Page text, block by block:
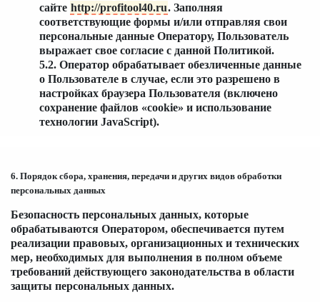
сайте http://profitool40.ru. Заполняя
соответствующие формы и/или отправляя свои
персональные данные Оператору, Пользователь
выражает свое согласие с данной Политикой.
5.2. Оператор обрабатывает обезличенные данные
о Пользователе в случае, если это разрешено в
настройках браузера Пользователя (включено
сохранение файлов «cookie» и использование
технологии JavaScript).
6. Порядок сбора, хранения, передачи и других видов обработки
персональных данных
Безопасность персональных данных, которые
обрабатываются Оператором, обеспечивается путем
реализации правовых, организационных и технических
мер, необходимых для выполнения в полном объеме
требований действующего законодательства в области
защиты персональных данных.